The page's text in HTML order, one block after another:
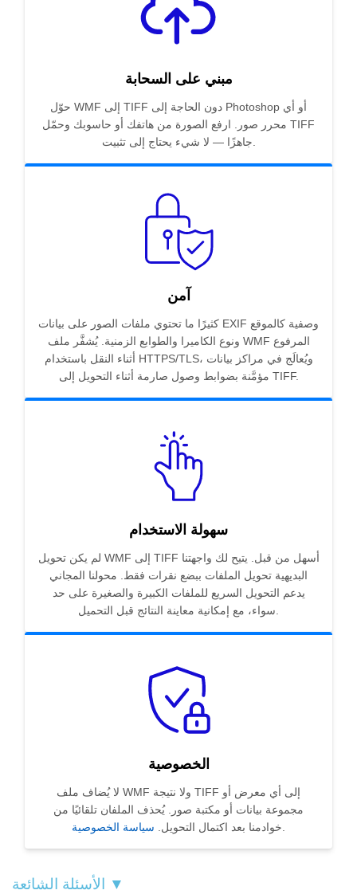
مبني على السحابة
حوّل WMF إلى TIFF دون الحاجة إلى Photoshop أو أي
محرر صور. ارفع الصورة من هاتفك أو حاسوبك وحمّل TIFF
جاهزًا — لا شيء يحتاج إلى تثبيت.
آمن
كثيرًا ما تحتوي ملفات الصور على بيانات EXIF وصفية كالموقع
ونوع الكاميرا والطوابع الزمنية. يُشفَّر ملف WMF المرفوع
أثناء النقل باستخدام HTTPS/TLS، ويُعالَج في مراكز بيانات
مؤمَّنة بضوابط وصول صارمة أثناء التحويل إلى TIFF.
سهولة الاستخدام
لم يكن تحويل WMF إلى TIFF أسهل من قبل. يتيح لك واجهتنا
البديهية تحويل الملفات ببضع نقرات فقط. محولنا المجاني
يدعم التحويل السريع للملفات الكبيرة والصغيرة على حد
سواء، مع إمكانية معاينة النتائج قبل التحميل.
الخصوصية
لا يُضاف ملف WMF ولا نتيجة TIFF إلى أي معرض أو
مجموعة بيانات أو مكتبة صور. يُحذف الملفان تلقائيًا من
خوادمنا بعد اكتمال التحويل. سياسة الخصوصية .
الأسئلة الشائعة ▼